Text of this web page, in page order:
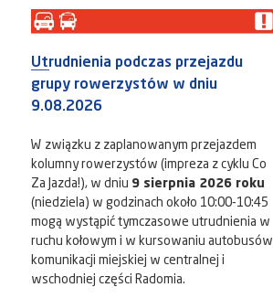
Utrudnienia podczas przejazdu
grupy rowerzystów w dniu
9.08.2026
W związku z zaplanowanym przejazdem
kolumny rowerzystów (impreza z cyklu Co
Za Jazda!), w dniu 9 sierpnia 2026 roku
(niedziela) w godzinach około 10:00-10:45
mogą wystąpić tymczasowe utrudnienia w
ruchu kołowym i w kursowaniu autobusów
komunikacji miejskiej w centralnej i
wschodniej części Radomia.